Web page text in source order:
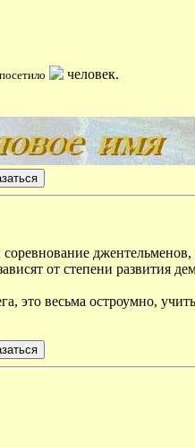
человек.
джентельменов,
от степени развития
это весьма остроумно,